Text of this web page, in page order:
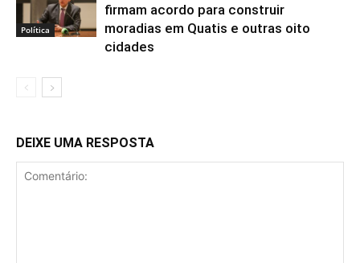
Política
firmam acordo para construir
moradias em Quatis e outras oito
cidades
DEIXE UMA RESPOSTA